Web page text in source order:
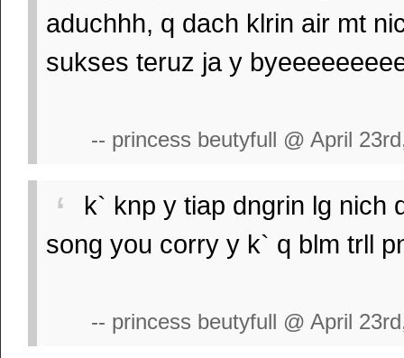
aduchhh, q dach klrin air mt
sukses teruz ja y
-- princess beutyfull @ April
k` knp y tiap dngrin lg nich
song you corry y k` q blm trll
-- princess beutyfull @ April